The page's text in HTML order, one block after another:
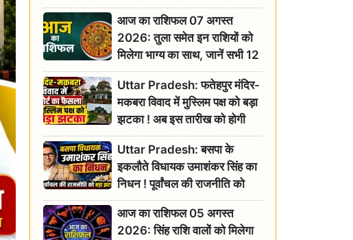
रावण से संबंध? जानिए ज्योतिर्लिंग की
महिमा
आज का राशिफल 07 अगस्त
2026: तुला समेत इन राशियों को
मिलेगा भाग्य का साथ, जानें सभी 12
राशियों का दैनिक भाग्यफल
Uttar Pradesh: फतेहपुर मंदिर-
मकबरा विवाद में मुस्लिम पक्ष को बड़ा
झटका ! अब इस तारीख को होगी
सुनवाई
Uttar Pradesh: बसपा के
इकलौते विधायक उमाशंकर सिंह का
निधन ! पूर्वांचल की राजनीति को
बड़ा झटका, योगी ने जताया दुःख
आज का राशिफल 05 अगस्त
2026: सिंह राशि वालों को मिलेगा